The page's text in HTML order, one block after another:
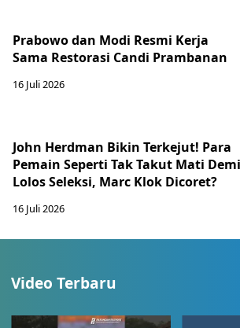
Prabowo dan Modi Resmi Kerja
Sama Restorasi Candi Prambanan
16 Juli 2026
John Herdman Bikin Terkejut! Para
Pemain Seperti Tak Takut Mati Demi
Lolos Seleksi, Marc Klok Dicoret?
16 Juli 2026
Video Terbaru